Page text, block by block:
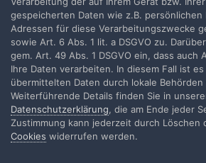
Es ist einfach!
Neues Benutzerkonto
Anmelden
Du hast bereits ein Benutzerkonto?
Jetzt anmelden
gespeicherten Daten wie z.B.
Adressen für diese Verarbeitungszwecke
sowie Art. 6 Abs. 1 lit. a DSGVO zu.
gem. Art. 49 Abs. 1 DSGVO ein, dass auch
Ihre Daten verarbeiten. In diesem Fall ist
übermittelten Daten durch lokale
Weiterführende Details finden Sie in
Datenschutzerklärung, die am Ende jeder
Zustimmung kann jederzeit durch Löschen
Cookies widerrufen werden.